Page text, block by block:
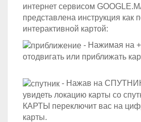
интернет сервисом
представлена инструкция как
интерактивной картой:
- Нажимая на
отодвигать или приближать
- Нажав на
увидеть локацию карты со
КАРТЫ переключит вас на
карты.